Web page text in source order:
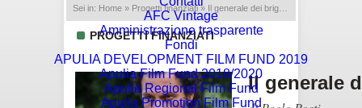
AFC Vintage
Amministrazione trasparente
Fondi
APULIA DEVELOPMENT FILM FUND 2019
Apulia Film Fund 2018/2020
Apulia Regional Film Fund
Apulia Promotion Film Fund
Sei in: Home » Progetti finanziati» Il generale dei briganti
PROGETTI FINANZIATI
Il generale